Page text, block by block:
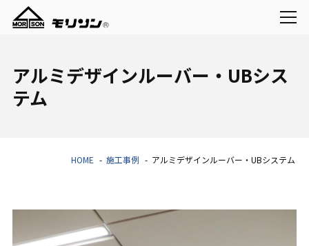
アルミデザインルーバー・UBシス
テム
HOME 施工事例 アルミデザインルーバー・UBシステム